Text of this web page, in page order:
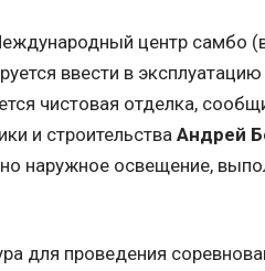
центр самбо (в
ввести в
чистовая отделка,
и строительства Андрей
наружное освещение,
для проведения